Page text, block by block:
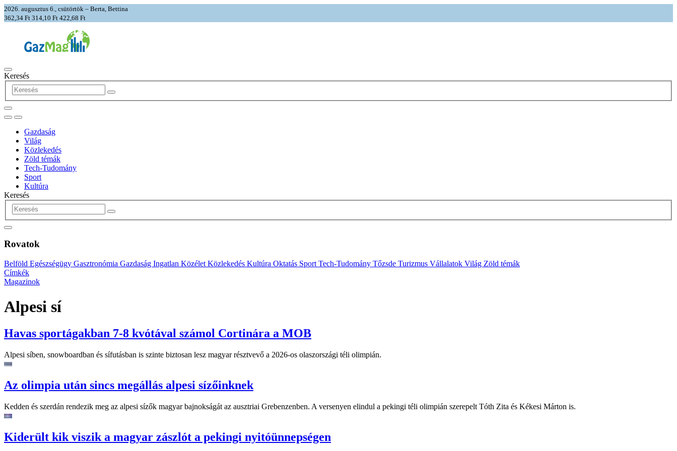
2026. augusztus 6., csütörtök – Berta, Bettina
362,34 Ft 314,10 Ft 422,68 Ft
Keresés
Gazdaság
Világ
Közlekedés
Zöld témák
Tech-Tudomány
Sport
Kultúra
Keresés
Rovatok
Belföld Egészségügy Gasztronómia Gazdaság Ingatlan Közélet Közlekedés Kultúra Oktatás Sport Tech-Tudomány Tőzsde Turizmus Vállalatok Világ Zöld témák
Címkék
Magazinok
Alpesi sí
Havas sportágakban 7-8 kvótával számol Cortinára a MOB
Alpesi síben, snowboardban és sífutásban is szinte biztosan lesz magyar résztvevő a 2026-os olaszországi téli olimpián.
Az olimpia után sincs megállás alpesi sízőinknek
Kedden és szerdán rendezik meg az alpesi sízők magyar bajnokságát az ausztriai Grebenzenben. A versenyen elindul a pekingi téli olimpián szerepelt Tóth Zita és Kékesi Márton is.
Kiderült kik viszik a magyar zászlót a pekingi nyitóünnepségen